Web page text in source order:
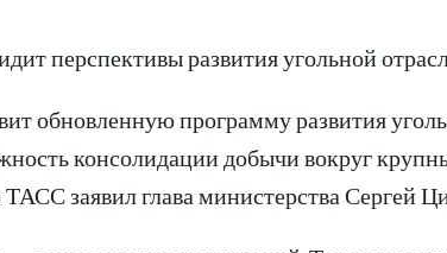
перспективы развития угольной
обновленную программу развития
консолидации добычи вокруг
заявил глава министерства Сергей